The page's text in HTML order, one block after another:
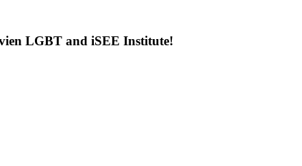
LGBT and iSEE Institute!